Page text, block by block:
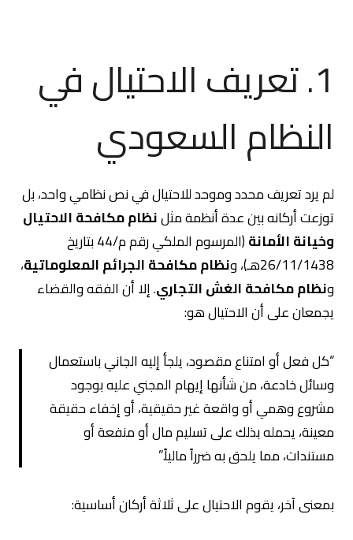
1. تعريف الاحتيال في
النظام السعودي
لم يرد تعريف محدد وموحد للاحتيال في نص نظامي واحد، بل
توزعت أركانه بين عدة أنظمة مثلنظام مكافحة الاحتيال
وخيانة الأمانة
(المرسوم الملكي رقم م/44 بتاريخ
26/11/1438هـ)، و
نظام مكافحة الجرائم المعلوماتية،
ونظام مكافحة الغش التجاري. إلا أن الفقه والقضاء
يجمعان على أن الاحتيال هو:
“كل فعل أو امتناع مقصود، يلجأ إليه الجاني باستعمال
وسائل خادعة، من شأنها إيهام المجني عليه بوجود
مشروع وهمي أو واقعة غير حقيقية، أو إخفاء حقيقة
معينة، يحمله بذلك على تسليم مال أو منفعة أو
مستندات، مما يلحق به ضرراً مالياً.”
بمعنى آخر، يقوم الاحتيال على ثلاثة أركان أساسية: